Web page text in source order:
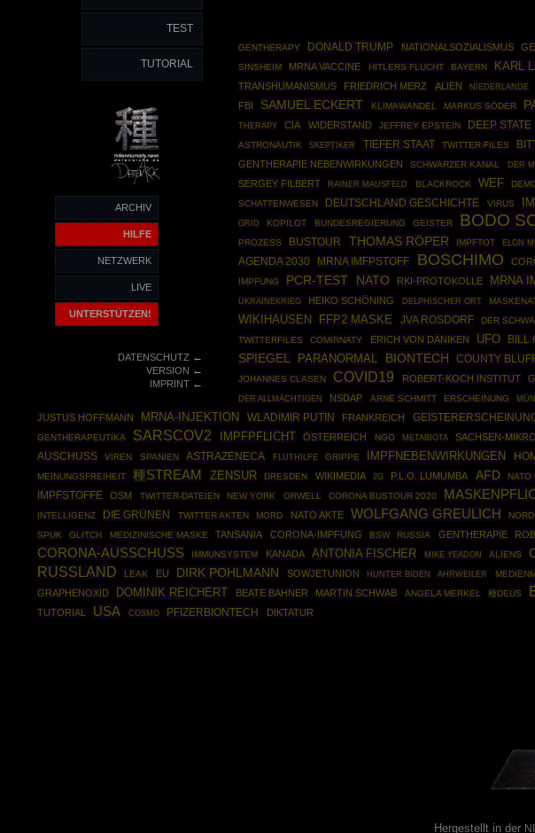
TEST
TUTORIAL
ARCHIV
HILFE
NETZWERK
LIVE
UNTERSTÜTZEN!
DATENSCHUTZ←
VERSION ←
IMPRINT←
GENTHERAPY
DONALD TRUMP NATIONALSOZIALISMUS
SINSHEIM MRNA VACCINE HITLERS FLUCHT BAYERN KARL
TRANSHUMANISMUS FRIEDRICH MERZ ALIEN NIEDERLANDE
FBI SAMUEL ECKERT KLIMAWANDEL MARKUS SÖDER
THERAPY
CIA WIDERSTAND JEFFREY EPSTEIN DEEP STATE
ASTRONAUTIK
SKEPTIKER TIEFER STAAT TWITTER-FILES
GENTHERAPIE NEBENWIRKUNGEN
SCHWARZER KANAL DER
SERGEY FILBERT RAINER MAUSFELD BLACKROCK WEF
SCHATTENWESEN DEUTSCHLAND GESCHICHTE VIRUS
GRID
KOPILOT BUNDESREGIERUNG GEISTER BODO
PROZESS
BUSTOUR THOMAS RÖPER IMPFTOT ELON
AGENDA 2030 MRNA IMFPSTOFF BOSCHIMO
IMPFUNG
PCR-TEST NATO RKI-PROTOKOLLE MRNA
UKRAINEKRIEG HEIKO SCHÖNING DELPHISCHER ORT
WIKIHAUSEN
FFP2 MASKE JVA ROSDORF DER
TWITTERFILES COMIRNATY ERICH VON DÄNIKEN UFO BILL
SPIEGEL
PARANORMAL BIONTECH COUNTY
JOHANNES CLASEN COVID19 ROBERT-KOCH INSTITUT
DER ALLMÄCHTIGEN NSDAP ARNE SCHMITT ERSCHEINUNG
JUSTUS HOFFMANN MRNA-INJEKTION WLADIMIR PUTIN FRANKREICH
GENTHERAPEUTIKA
SARSCOV2 IMPFPFLICHT ÖSTERREICH NGO METABIOTA SACHSEN-
AUSCHUSS
VIREN SPANIEN ASTRAZENECA FLUTHILFE GRIPPE IMPFNEBENWIRKUNGEN
MEINUNGSFREIHEIT 種STREAM ZENSUR DRESDEN WIKIMEDIA 2G P.L.O. LUMUMBA AFD NATO
IMPFSTOFFE
OSM TWITTER-DATEIEN NEW YORK ORWELL CORONA BUSTOUR 2020
INTELLIGENZ
DIE GRÜNEN TWITTER AKTEN MORD NATO AKTE WOLFGANG GREULICH
SPUK GLITCH MEDIZINISCHE MASKE TANSANIA CORONA-IMPFUNG BSW RUSSIA GENTHERAPIE
CORONA-AUSSCHUSS
IMMUNSYSTEM KANADA ANTONIA FISCHER MIKE YEADON ALIENS
RUSSLAND LEAK EU DIRK POHLMANN SOWJETUNION HUNTER BIDEN AHRWEILER
GRAPHENOXID DOMINIK REICHERT BEATE BAHNER MARTIN SCHWAB ANGELA MERKEL 種DEUS
TUTORIAL
USA COSMO PFIZERBIONTECH DIKTATUR
Hergestellt in der